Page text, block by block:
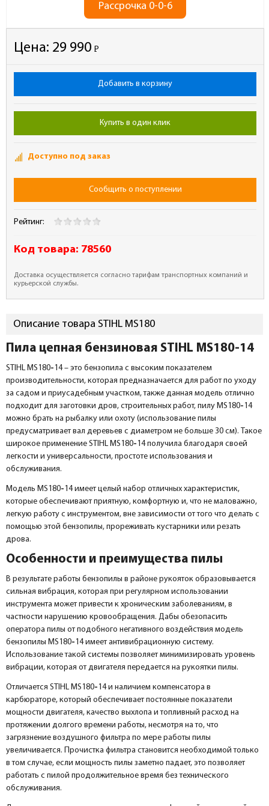
Рассрочка 0-0-6
Цена: 29 990 Р
-
Добавить в корзину
Купить в один клик
Доступно под заказ
Сообщить о поступлении
Рейтинг:
Код товара: 78560
Доставка осуществляется согласно тарифам транспортных компаний и
курьерской службы.
Описание товара STIHL MS180
Пила цепная бензиновая STIHL MS180-14
STIHL MS180- 14 – это бензопила с высоким показателем
производительности, которая предназначается для работ по уходу
за садом и приусадебным участком, также данная модель отлично
подходит для заготовки дров, строительных работ, пилу MS180- 14
можно брать на рыбалку или охоту (использование пилы
предусматривает вал деревьев с диаметром не больше 30 см). Такое
широкое применение STIHL MS180- 14 получила благодаря своей
легкости и универсальности, простоте использования и
обслуживания.
Модель MS180- 14 имеет целый набор отличных характеристик,
которые обеспечивают приятную, комфортную и, что не маловажно,
легкую работу с инструментом, вне зависимости от того что делать с
помощью этой бензопилы, прореживать кустарники или резать
дрова.
Особенности и преимущества пилы
В результате работы бензопилы в районе рукояток образовывается
сильная вибрация, которая при регулярном использовании
инструмента может привести к хроническим заболеваниям, в
частности нарушению кровообращения. Дабы обезопасить
оператора пилы от подобного негативного воздействия модель
бензопилы MS180- 14 имеет антивибрационную систему.
Использование такой системы позволяет минимизировать уровень
вибрации, которая от двигателя передается на рукоятки пилы.
Отличается STIHL MS180- 14 и наличием компенсатора в
карбюраторе, который обеспечивает постоянные показатели
мощности двигателя, качество выхлопа и топливный расход на
протяжении долгого времени работы, несмотря на то, что
загрязнение воздушного фильтра по мере работы пилы
увеличивается. Прочистка фильтра становится необходимой только
в том случае, если мощность пилы заметно падает, это позволяет
работать с пилой продолжительное время без технического
обслуживания.